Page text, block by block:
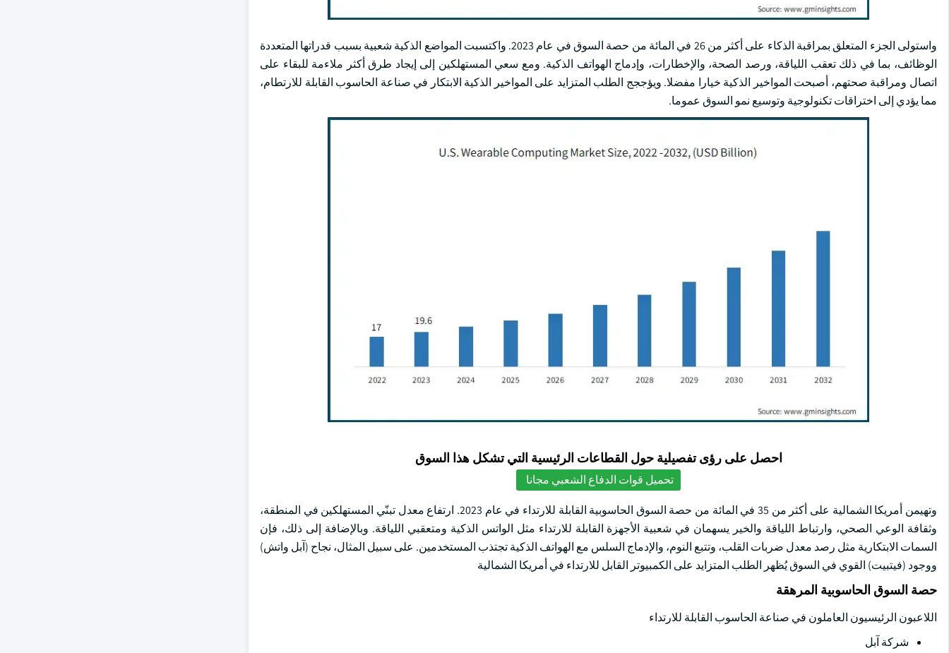
واستولى الجزء المتعلق بمراقبة الذكاء على أكثر من 26 في المائة من حصة السوق في عام 2023. واكتسبت المواضع الذكية شعبية بسبب قدراتها المتعددة
الوظائف، بما في ذلك تعقب اللياقة، ورصد الصحة، والإخطارات، وإدماج الهواتف الذكية. ومع سعي المستهلكين إلى إيجاد طرق أكثر ملاءمة للبقاء على
اتصال ومراقبة صحتهم، أصبحت المواخير الذكية خيارا مفضلا. ويؤججج الطلب المتزايد على المواخير الذكية الابتكار في صناعة الحاسوب القابلة للارتطام،
مما يؤدي إلى اختراقات تكنولوجية وتوسيع نمو السوق عموما.
احصل على رؤى تفصيلية حول القطاعات الرئيسية التي تشكل هذا السوق
تحميل قوات الدفاع الشعبي مجانا
وتهيمن أمريكا الشمالية على أكثر من 35 في المائة من حصة السوق الحاسوبية القابلة للارتداء في عام 2023. ارتفاع معدل تبنّي المستهلكين في المنطقة،
وثقافة الوعي الصحي، وارتباط اللياقة والخير يسهمان في شعبية الأجهزة القابلة للارتداء مثل الواتس الذكية ومتعقبي اللياقة. وبالإضافة إلى ذلك، فإن
السمات الابتكارية مثل رصد معدل ضربات القلب، وتتبع النوم، والإدماج السلس مع الهواتف الذكية تجتذب المستخدمين. على سبيل المثال، نجاح (آبل واتش)
ووجود (فيتبيت) القوي في السوق يُظهر الطلب المتزايد على الكمبيوتر القابل للارتداء في أمريكا الشمالية
حصة السوق الحاسوبية المرهقة
اللاعبون الرئيسيون العاملون في صناعة الحاسوب القابلة للارتداء
شركة آبل